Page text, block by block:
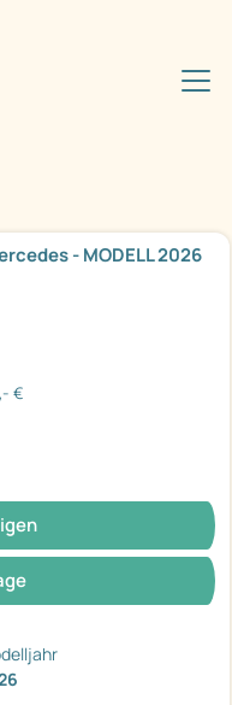
- MODELL 2026
€